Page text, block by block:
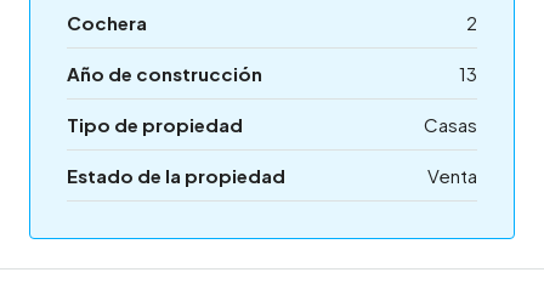
Cochera 2
Año de construcción 13
Tipo de propiedad Casas
Estado de la propiedad Venta